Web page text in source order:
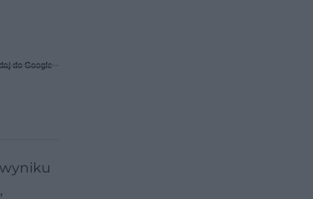
do Google